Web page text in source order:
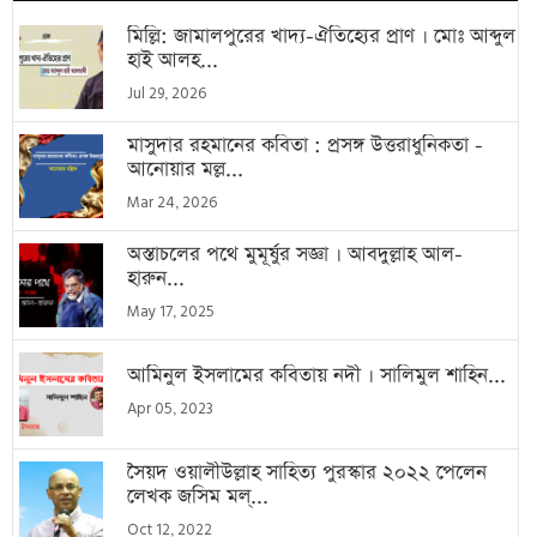
মিল্লি: জামালপুরের খাদ্য-ঐতিহ্যের প্রাণ । মোঃ আব্দুল
হাই আলহ...
Jul 29, 2026
মাসুদার রহমানের কবিতা : প্রসঙ্গ উত্তরাধুনিকতা -
আনোয়ার মল্ল...
Mar 24, 2026
অস্তাচলের পথে মুমূর্ষুর সজ্ঞা । আবদুল্লাহ আল-
হারুন...
May 17, 2025
আমিনুল ইসলামের কবিতায় নদী । সালিমুল শাহিন...
Apr 05, 2023
সৈয়দ ওয়ালীউল্লাহ সাহিত্য পুরস্কার ২০২২ পেলেন
লেখক জসিম মল্...
Oct 12, 2022